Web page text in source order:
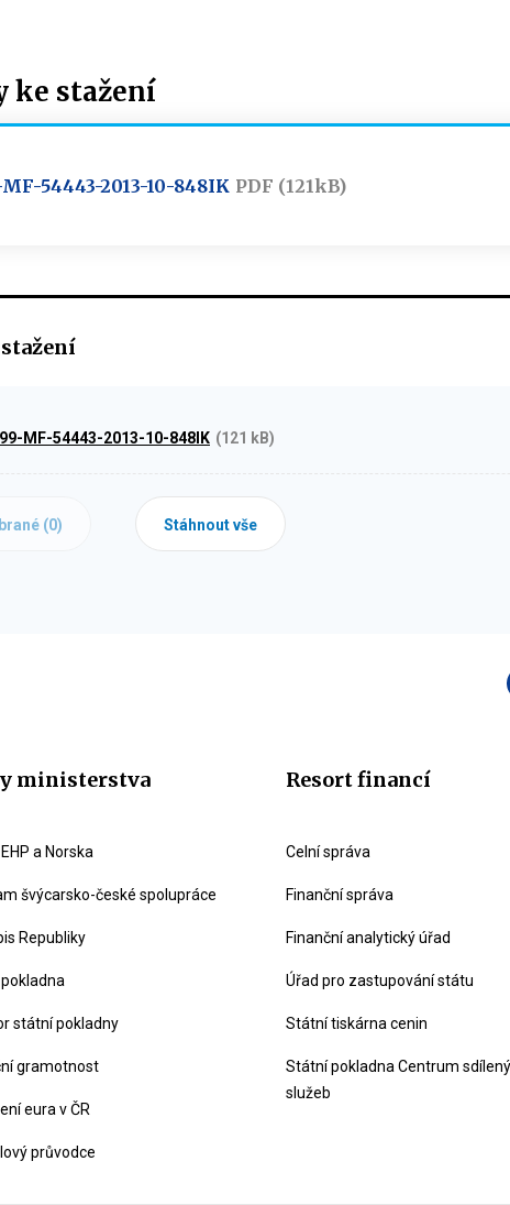
ke stažení
54443-2013-10-848IK PDF (121kB)
MF-54443-2013-10-848IK (121 kB)
(0) Stáhnout vše
ministerstva
a Norska
švýcarsko-české spolupráce
Republiky
státní pokladny
gramotnost
eura v ČR
průvodce
Resort financí
Celní správa
Finanční správa
Finanční analytický úřad
Úřad pro zastupování státu
Státní tiskárna cenin
Státní pokladna Centrum
služeb